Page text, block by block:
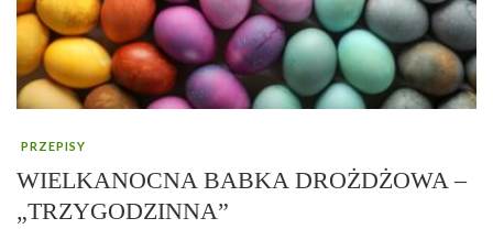
PRZEPISY
WIELKANOCNA BABKA DROŻDŻOWA –
„TRZYGODZINNA”